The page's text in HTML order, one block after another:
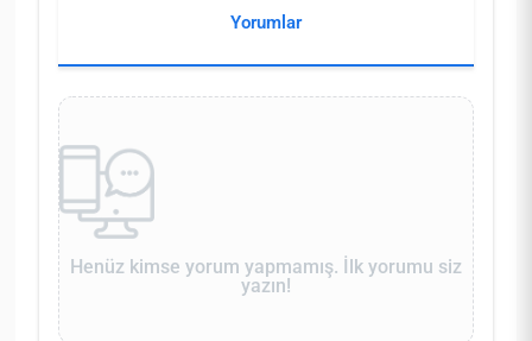
Yorumlar
Henüz kimse yorum yapmamış. İlk yorumu siz
yazın!